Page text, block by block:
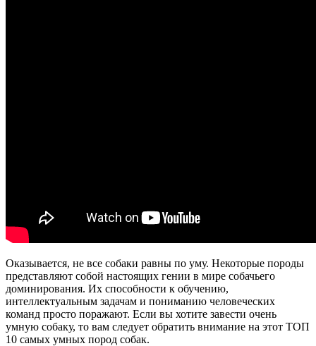
Оказывается, не все собаки равны по уму. Некоторые породы
представляют собой настоящих гении в мире собачьего
доминирования. Их способности к обучению,
интеллектуальным задачам и пониманию человеческих
команд просто поражают. Если вы хотите завести очень
умную собаку, то вам следует обратить внимание на этот ТОП
10 самых умных пород собак.